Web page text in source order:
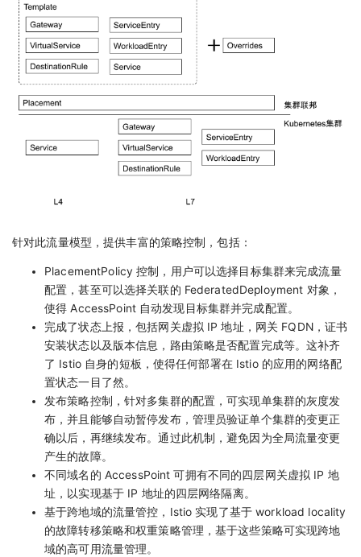
针对此流量模型，提供丰富的策略控制，包括：
PlacementPolicy 控制，用户可以选择目标集群来完成流量
配置，甚至可以选择关联的 FederatedDeployment 对象，
使得 AccessPoint 自动发现目标集群并完成配置。
完成了状态上报，包括网关虚拟 IP 地址，网关 FQDN，证书
安装状态以及版本信息，路由策略是否配置完成等。这补齐
了 Istio 自身的短板，使得任何部署在 Istio 的应用的网络配
置状态一目了然。
发布策略控制，针对多集群的配置，可实现单集群的灰度发
布，并且能够自动暂停发布，管理员验证单个集群的变更正
确以后，再继续发布。通过此机制，避免因为全局流量变更
产生的故障。
不同域名的 AccessPoint 可拥有不同的四层网关虚拟 IP 地
址，以实现基于 IP 地址的四层网络隔离。
基于跨地域的流量管控，Istio 实现了基于 workload locality
的故障转移策略和权重策略管理，基于这些策略可实现跨地
域的高可用流量管理。